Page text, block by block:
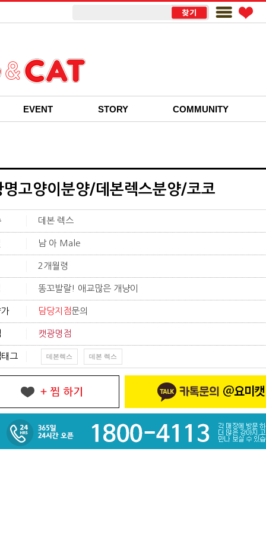
EVENT STORY COMMUNITY
명고양이분양/데본렉스분양/코코
데본 렉스
남 아 Male
2개월령
똥꼬발랄! 애교많은 개냥이
담당지점문의
캣광명점
그 데본렉스 데본 렉스